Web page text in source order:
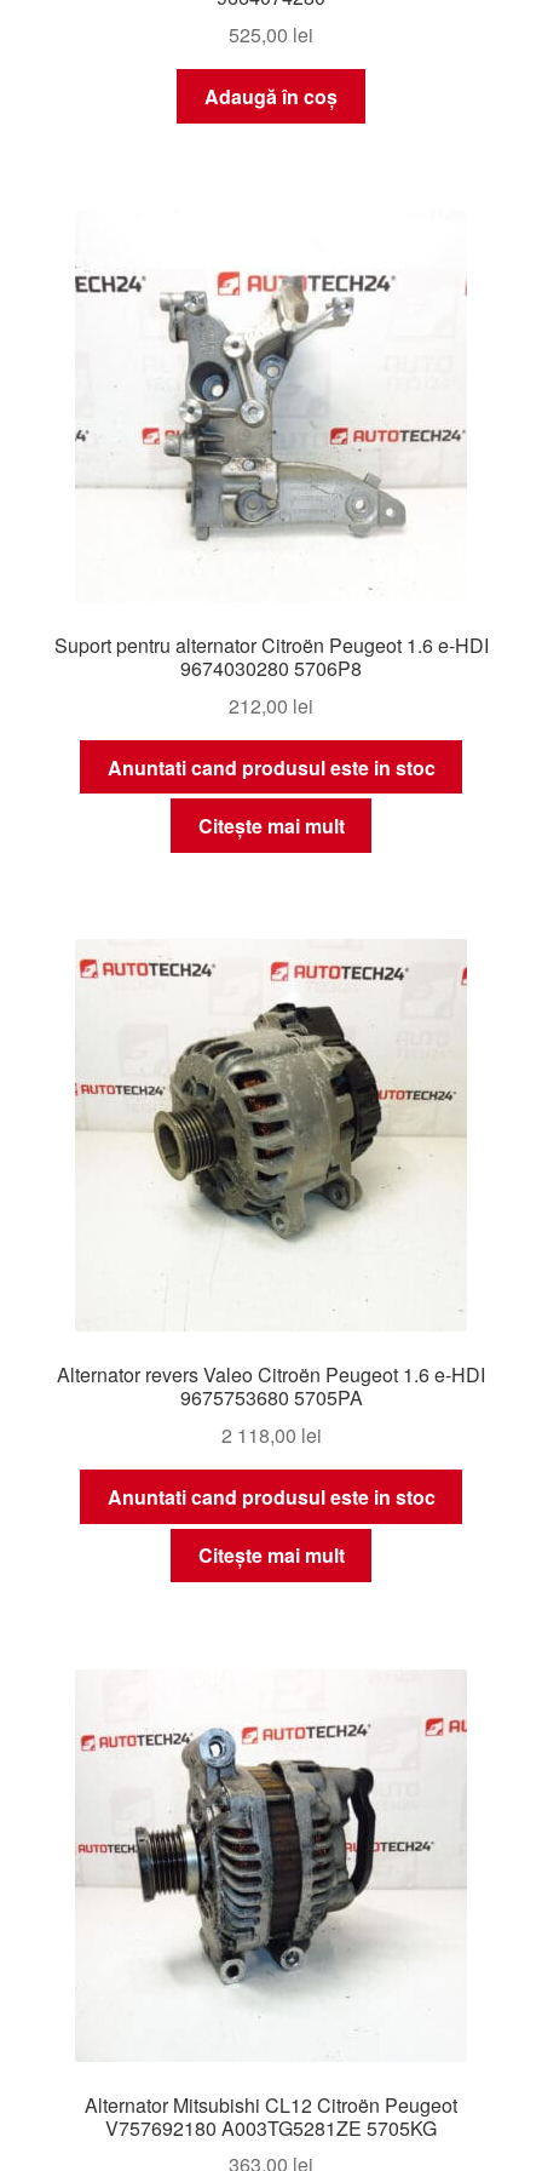
525,00 lei
Adaugă în coș
Suport pentru alternator Citroën Peugeot 1.6 e-HDI
9674030280 5706P8
212,00 lei
Anuntati cand produsul este in stoc
Citește mai mult
Alternator revers Valeo Citroën Peugeot 1.6 e-HDI
9675753680 5705PA
2 118,00 lei
Anuntati cand produsul este in stoc
Citește mai mult
Alternator Mitsubishi CL12 Citroën Peugeot
V757692180 A003TG5281ZE 5705KG
363,00 lei